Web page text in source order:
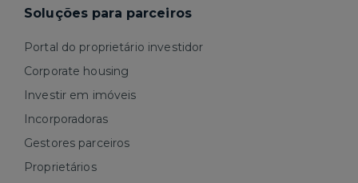
Soluções para parceiros
Portal do proprietário investidor
Corporate housing
Investir em imóveis
Incorporadoras
Gestores parceiros
Proprietários